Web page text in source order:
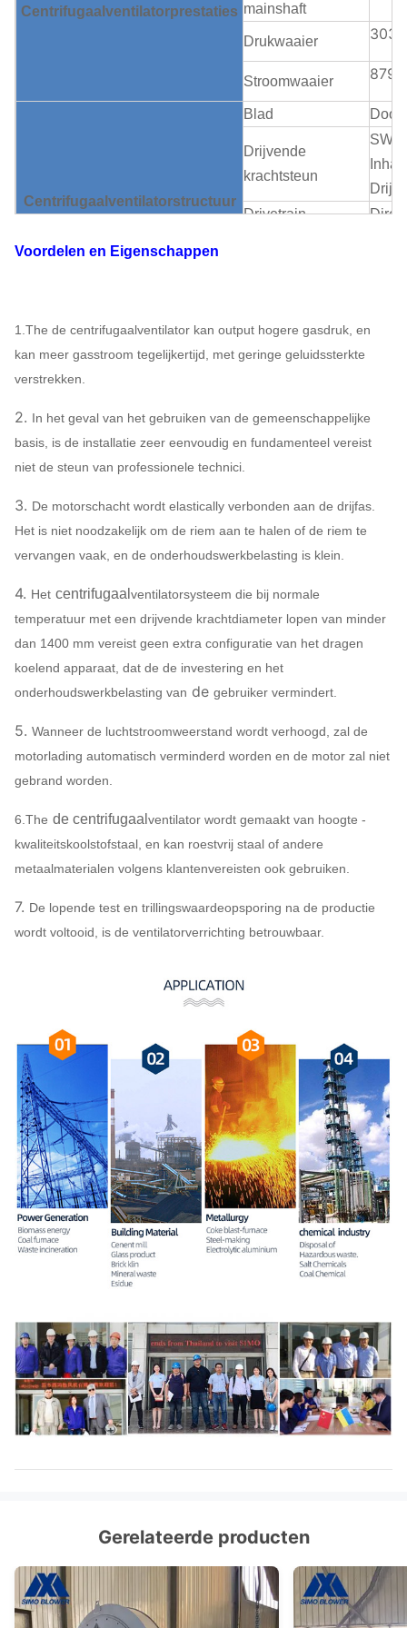
Centrifugaalventilatorprestaties mainshaft
Drukwaaier
Stroomwaaier
Centrifugaalventilatorstructuur
Blad
Drijvende
krachtsteun
Drivetrain
Direct
Centrifugaalventilatorsysteem
Motor
Drijvende kracht
van de
Luchtinham,
luchtinham
Hoofdschacht
Centrifugaal
Componenten
Het kader van de
onderzoek, Knalpot,
Inham & Afzetflens,
actuator, Schokisolator,
Elektromotor, Systeem
Smeermiddelsysteem,
enz.
Voordelen en Eigenschappen
1.The de centrifugaalventilator kan output hogere gasdruk, en
kan meer gasstroom tegelijkertijd, met geringe geluidssterkte
verstrekken.
2. In het geval van het gebruiken van de gemeenschappelijke
basis, is de installatie zeer eenvoudig en fundamenteel vereist
niet de steun van professionele technici.
3. De motorschacht wordt elastically verbonden aan de drijfas.
Het is niet noodzakelijk om de riem aan te halen of de riem te
vervangen vaak, en de onderhoudswerkbelasting is klein.
4. Het centrifugaal ventilatorsysteem die bij normale
temperatuur met een drijvende krachtdiameter lopen van minder
dan 1400 mm vereist geen extra configuratie van het dragen
koelend apparaat, dat de de investering en het
onderhoudswerkbelasting van de gebruiker vermindert.
5. Wanneer de luchtstroomweerstand wordt verhoogd, zal de
motorlading automatisch verminderd worden en de motor zal niet
gebrand worden.
6.The de centrifugaal ventilator wordt gemaakt van hoogte -
kwaliteitskoolstofstaal, en kan roestvrij staal of andere
metaalmaterialen volgens klantenvereisten ook gebruiken.
7. De lopende test en trillingswaardeopsporing na de productie
wordt voltooid, is de ventilatorverrichting betrouwbaar.
Gerelateerde producten